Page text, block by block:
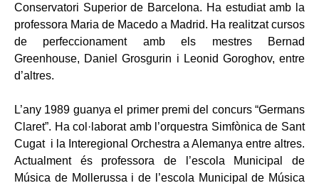
Conservatori Superior de Barcelona. Ha estudiat amb la
professora Maria de Macedo a Madrid. Ha realitzat cursos
de perfeccionament amb els mestres Bernad
Greenhouse, Daniel Grosgurin i Leonid Goroghov, entre
d’altres.
L’any 1989 guanya el primer premi del concurs “Germans
Claret”. Ha col·laborat amb l’orquestra Simfònica de Sant
Cugat i la Interegional Orchestra a Alemanya entre altres.
Actualment és professora de l’escola Municipal de
Música de Mollerussa i de l’escola Municipal de Música